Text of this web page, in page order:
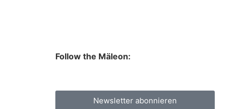
Follow the Mäleon:
Newsletter abonnieren